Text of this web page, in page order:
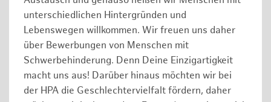
unterschiedlichen Hintergründen und
Lebenswegen willkommen. Wir freuen uns daher
über Bewerbungen von Menschen mit
Schwerbehinderung. Denn Deine Einzigartigkeit
macht uns aus! Darüber hinaus möchten wir bei
der HPA die Geschlechtervielfalt fördern, daher